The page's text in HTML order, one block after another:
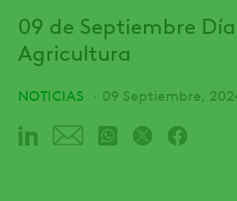
09 de Septiembre
Agricultura
NOTICIAS 09 Septiembre,